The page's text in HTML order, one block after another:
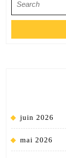
for:
juin 2026
mai 2026